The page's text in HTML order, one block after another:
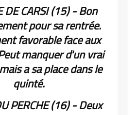
DE CARSI (15) - Bon
pour sa rentrée.
favorable face aux
manquer d'un vrai
a sa place dans le
quinté.
PERCHE (16) - Deux